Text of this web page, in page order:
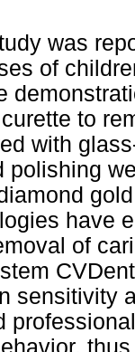
was
of
to
with
polishing
have
of
sensitivity